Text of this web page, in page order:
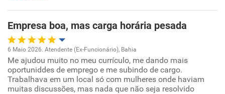
Benefícios
Recomenda esta empresa
Recomenda a diretoria
Empresa boa, mas carga horária pesada
Oportunidade de promoção
Ambiente de trabalho
6 Maio 2026. Atendente (Ex-Funcionário), Bahia
Me ajudou muito no meu currículo, me dando mais
oportuniddes de emprego e me subindo de cargo.
Trabalhava em um local só com mulheres onde haviam
muitas discussões, mas nada que não seja resolvido